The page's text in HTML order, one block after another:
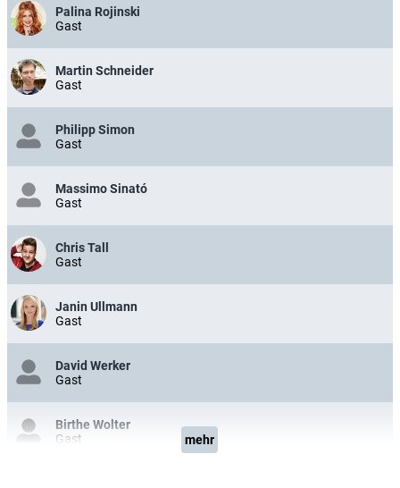
Palina Rojinski
Gast
Martin Schneider
Gast
Philipp Simon
Gast
Massimo Sinató
Gast
Chris Tall
Gast
Janin Ullmann
Gast
David Werker
Gast
Birthe Wolter
Gast
mehr